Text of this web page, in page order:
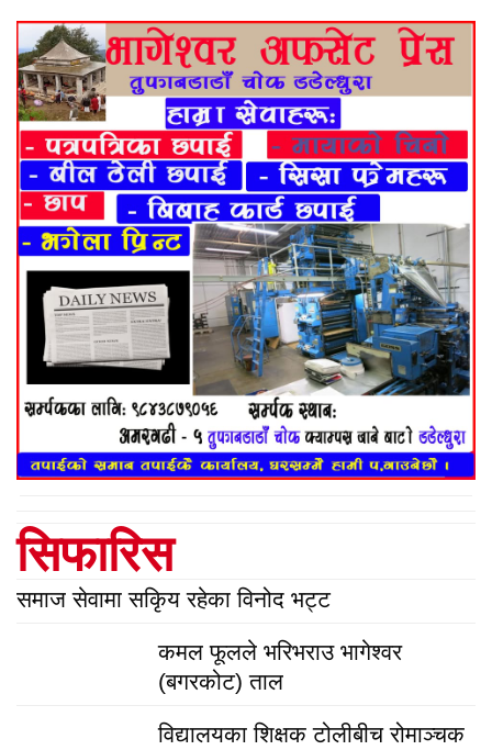
सिफारिस
समाज सेवामा सकिृय रहेका विनोद भट्ट
कमल फूलले भरिभराउ भागेश्वर
(बगरकोट) ताल
विद्यालयका शिक्षक टोलीबीच रोमाञ्चक